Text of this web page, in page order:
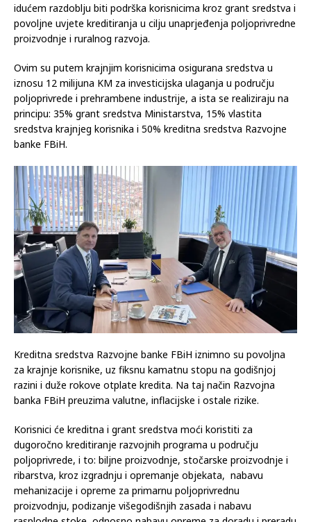
idućem razdoblju biti podrška korisnicima kroz grant sredstva i
povoljne uvjete kreditiranja u cilju unaprjeđenja poljoprivredne
proizvodnje i ruralnog razvoja.
Ovim su putem krajnjim korisnicima osigurana sredstva u
iznosu 12 milijuna KM za investicijska ulaganja u području
poljoprivrede i prehrambene industrije, a ista se realiziraju na
principu: 35% grant sredstva Ministarstva, 15% vlastita
sredstva krajnjeg korisnika i 50% kreditna sredstva Razvojne
banke FBiH.
Kreditna sredstva Razvojne banke FBiH iznimno su povoljna
za krajnje korisnike, uz fiksnu kamatnu stopu na godišnjoj
razini i duže rokove otplate kredita. Na taj način Razvojna
banka FBiH preuzima valutne, inflacijske i ostale rizike.
Korisnici će kreditna i grant sredstva moći koristiti za
dugoročno kreditiranje razvojnih programa u području
poljoprivrede, i to: biljne proizvodnje, stočarske proizvodnje i
ribarstva, kroz izgradnju i opremanje objekata, nabavu
mehanizacije i opreme za primarnu poljoprivrednu
proizvodnju, podizanje višegodišnjih zasada i nabavu